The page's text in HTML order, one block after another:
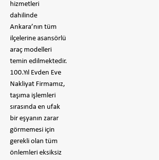
hizmetleri
dahilinde
Ankara’nın tüm
ilçelerine asansörlü
araç modelleri
temin edilmektedir.
100.Yıl Evden Eve
Nakliyat Firmamız,
taşıma işlemleri
sırasında en ufak
bir eşyanın zarar
görmemesi için
gerekli olan tüm
önlemleri eksiksiz